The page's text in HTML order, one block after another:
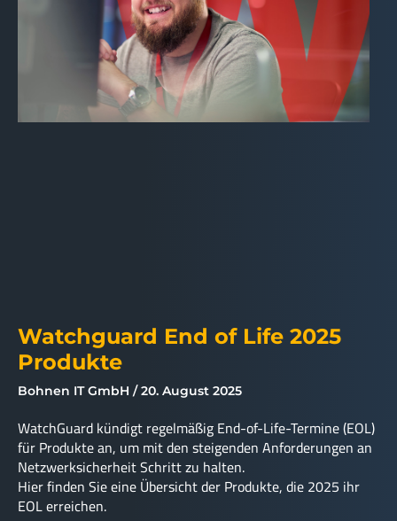
Watchguard End of Life 2025
Produkte
Bohnen IT GmbH 20. August 2025
WatchGuard kündigt regelmäßig End-of-Life-Termine (EOL)
für Produkte an, um mit den steigenden Anforderungen an
Netzwerksicherheit Schritt zu halten.
Hier finden Sie eine Übersicht der Produkte, die 2025 ihr
EOL erreichen.